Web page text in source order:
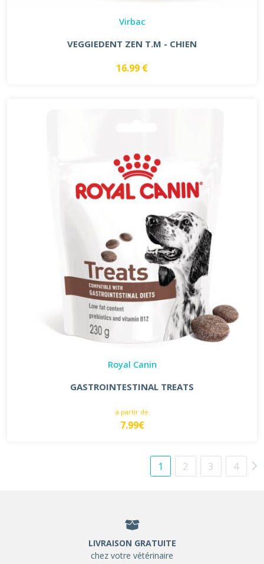
Virbac
VEGGIEDENT ZEN T.M - CHIEN
16.99 €
Royal Canin
GASTROINTESTINAL TREATS
à partir de
7.99€
1 2 3 4
LIVRAISON GRATUITE
chez votre vétérinaire